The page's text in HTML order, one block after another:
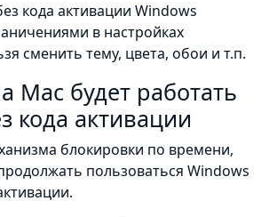
кода активации Windows
в настройках
сменить тему, цвета, обои и т.п.
Mac будет работать
кода активации
блокировки по времени,
пользоваться Windows